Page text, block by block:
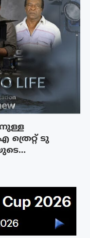
ത്രെറ്റ് ടു